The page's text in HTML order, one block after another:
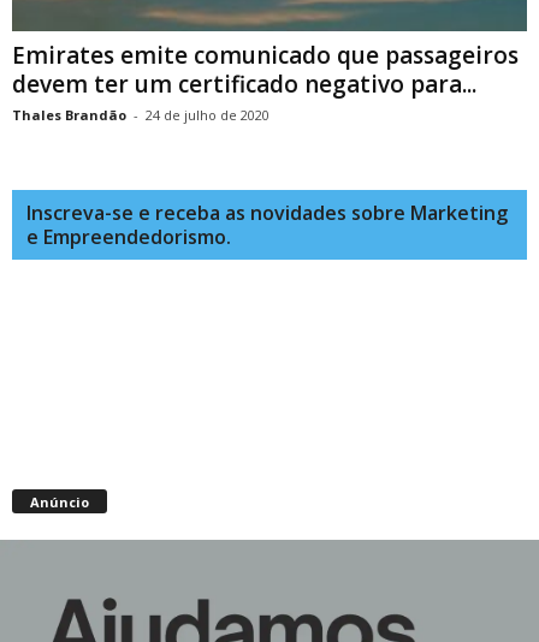
Emirates emite comunicado que passageiros
devem ter um certificado negativo para...
Thales Brandão - 24 de julho de 2020
Inscreva-se e receba as novidades sobre Marketing
e Empreendedorismo.
Anúncio